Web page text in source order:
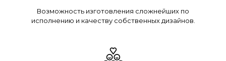
Возможность изготовления сложнейших по
исполнению и качеству собственных дизайнов.